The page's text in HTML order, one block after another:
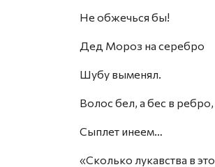
Не обжечься бы!
Дед Мороз на серебро
Шубу выменял.
Волос бел, а бес в ребро,
Сыплет инеем…
«Сколько лукавства в